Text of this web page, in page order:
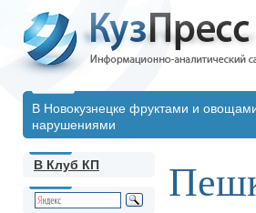
В Новокузнецке фруктами и
нарушениями
В Клуб КП